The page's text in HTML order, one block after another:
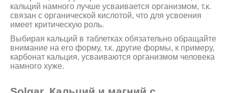
кальций намного лучше усваивается организмом, т.к.
связан с органической кислотой, что для усвоения
имеет критическую роль.
Выбирая кальций в таблетках обязательно обращайте
внимание на его форму, т.к. другие формы, к примеру,
карбонат кальция, усваиваются организмом человека
намного хуже.